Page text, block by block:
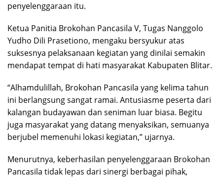
penyelenggaraan itu.
Ketua Panitia Brokohan Pancasila V, Tugas Nanggolo
Yudho Dili Prasetiono, mengaku bersyukur atas
suksesnya pelaksanaan kegiatan yang dinilai semakin
mendapat tempat di hati masyarakat Kabupaten Blitar.
“Alhamdulillah, Brokohan Pancasila yang kelima tahun
ini berlangsung sangat ramai. Antusiasme peserta dari
kalangan budayawan dan seniman luar biasa. Begitu
juga masyarakat yang datang menyaksikan, semuanya
berjubel memenuhi lokasi kegiatan,” ujarnya.
Menurutnya, keberhasilan penyelenggaraan Brokohan
Pancasila tidak lepas dari sinergi berbagai pihak,